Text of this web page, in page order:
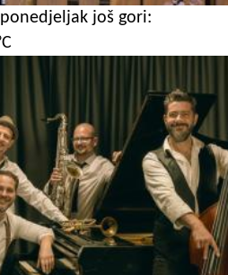
još gori: